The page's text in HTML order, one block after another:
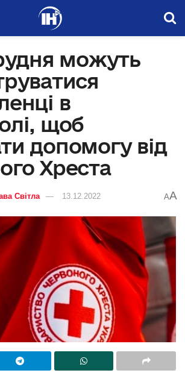
можуть
в
щоб
допомогу від
Хреста
Світла 13.12.2022 AA